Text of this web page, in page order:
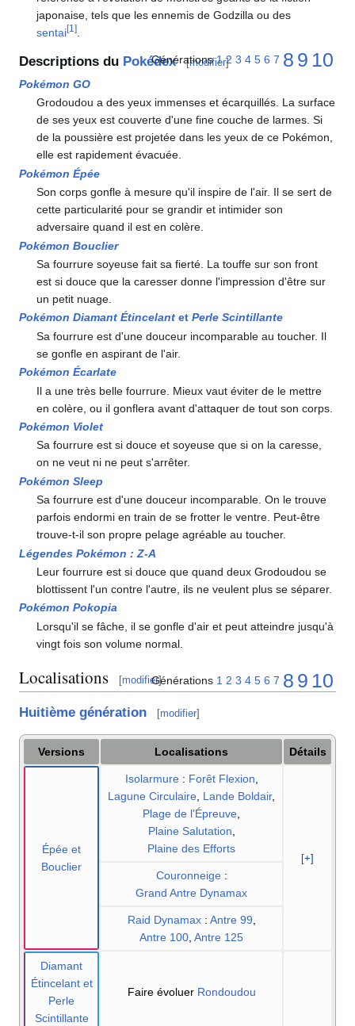
japonaise, tels que les ennemis de Godzilla ou des
sentai[1].
Descriptions du Pokédex [modifier]
Générations 1 2 3 4 5 6 7 8 9 10
Pokémon GO
Grodoudou a des yeux immenses et écarquillés. La surface
de ses yeux est couverte d'une fine couche de larmes. Si
de la poussière est projetée dans les yeux de ce Pokémon,
elle est rapidement évacuée.
Pokémon Épée
Son corps gonfle à mesure qu'il inspire de l'air. Il se sert de
cette particularité pour se grandir et intimider son
adversaire quand il est en colère.
Pokémon Bouclier
Sa fourrure soyeuse fait sa fierté. La touffe sur son front
est si douce que la caresser donne l'impression d'être sur
un petit nuage.
Pokémon Diamant Étincelant et Perle Scintillante
Sa fourrure est d'une douceur incomparable au toucher. Il
se gonfle en aspirant de l'air.
Pokémon Écarlate
Il a une très belle fourrure. Mieux vaut éviter de le mettre
en colère, ou il gonflera avant d'attaquer de tout son corps.
Pokémon Violet
Sa fourrure est si douce et soyeuse que si on la caresse,
on ne veut ni ne peut s'arrêter.
Pokémon Sleep
Sa fourrure est d'une douceur incomparable. On le trouve
parfois endormi en train de se frotter le ventre. Peut-être
trouve-t-il son propre pelage agréable au toucher.
Légendes Pokémon : Z-A
Leur fourrure est si douce que quand deux Grodoudou se
blottissent l'un contre l'autre, ils ne veulent plus se séparer.
Pokémon Pokopia
Lorsqu'il se fâche, il se gonfle d'air et peut atteindre jusqu'à
vingt fois son volume normal.
Localisations [modifier]
Générations 1 2 3 4 5 6 7 8 9 10
Huitième génération [modifier]
Versions Localisations Détails
Épée et
Bouclier
Isolarmure : Forêt Flexion,
Lagune Circulaire, Lande Boldair,
Plage de l'Épreuve,
Plaine Salutation,
Plaine des Efforts
[+]
Couronneige :
Grand Antre Dynamax
Raid Dynamax : Antre 99,
Antre 100, Antre 125
Diamant
Étincelant et
Perle
Scintillante
Faire évoluer Rondoudou